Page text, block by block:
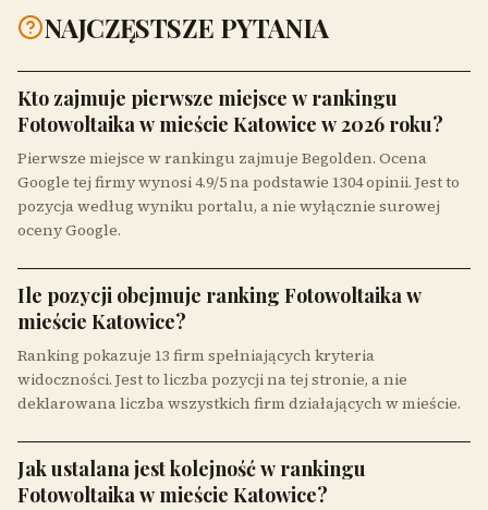
NAJCZĘSTSZE PYTANIA
Kto zajmuje pierwsze miejsce w rankingu
Fotowoltaika w mieście Katowice w 2026 roku?
Pierwsze miejsce w rankingu zajmuje Begolden. Ocena
Google tej firmy wynosi 4.9/5 na podstawie 1304 opinii. Jest to
pozycja według wyniku portalu, a nie wyłącznie surowej
oceny Google.
Ile pozycji obejmuje ranking Fotowoltaika w
mieście Katowice?
Ranking pokazuje 13 firm spełniających kryteria
widoczności. Jest to liczba pozycji na tej stronie, a nie
deklarowana liczba wszystkich firm działających w mieście.
Jak ustalana jest kolejność w rankingu
Fotowoltaika w mieście Katowice?